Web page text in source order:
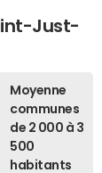
Just-
Moyenne
communes
de 2 000 à 3
500
habitants